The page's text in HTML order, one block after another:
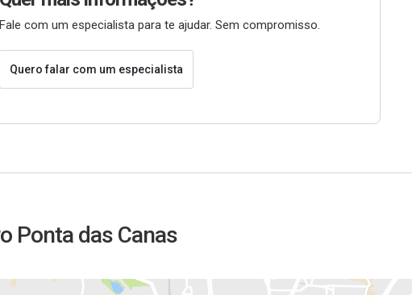
Fale com um especialista para te ajudar. Sem compromisso.
Quero falar com um especialista
Ponta das Canas